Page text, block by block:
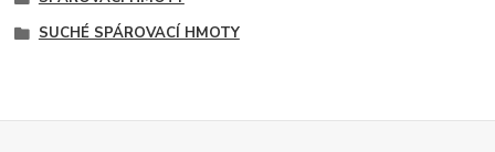
SUCHÉ SPÁROVACÍ HMOTY